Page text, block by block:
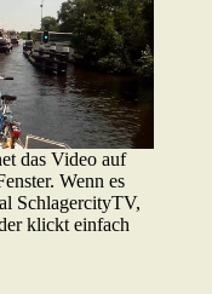
das Video auf
Wenn es
SchlagercityTV,
klickt einfach